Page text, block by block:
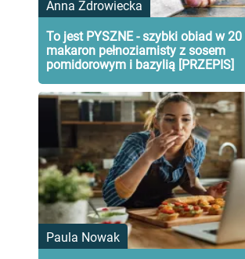
Anna Zdrowiecka
To jest PYSZNE - szybki obiad w
makaron pełnoziarnisty z sosem
pomidorowym i bazylią [PRZEPIS]
Paula Nowak